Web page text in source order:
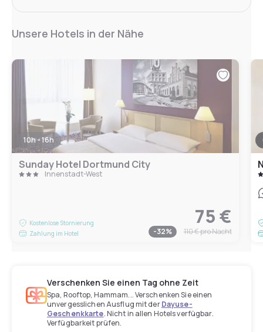
Unsere Hotels in der Nähe
10h - 16h
Sunday Hotel Dortmund City
Innenstadt-West
Kostenlose Stornierung
Zahlung im Hotel
75 €
-32% 110 €pro Nacht
Verschenken Sie einen Tag ohne Zeit
Spa, Rooftop, Hammam... Verschenken Sie einen
unvergesslichen Ausflug mit derDayuse-
Geschenkkarte. Nicht in allen Hotels verfügbar.
Verfügbarkeit prüfen.